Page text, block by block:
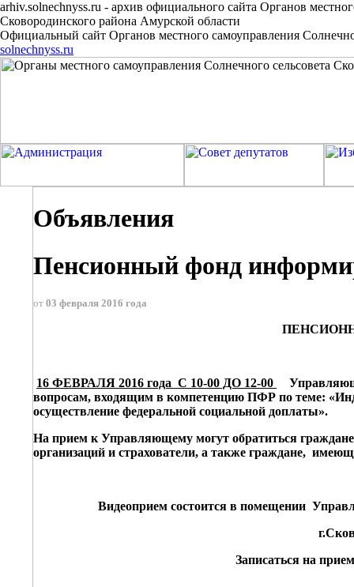
arhiv.solnechnyss.ru - архив официального сайта Органов
Сковородинского района Амурской области
Официальный сайт Органов местного самоуправления
solnechnyss.ru
Объявления
Пенсионный фонд
от 03 февраля 2016 года
16 ФЕВРАЛЯ 2016 года С 10-00 ДО 12-00
вопросам, входящим в компетенцию ПФР по теме:
осуществление федеральной социальной доплаты».
На прием к Управляющему могут обратиться
организаций и страхователи, а также граждане,
Видеоприем состоится в помещении
Записаться на